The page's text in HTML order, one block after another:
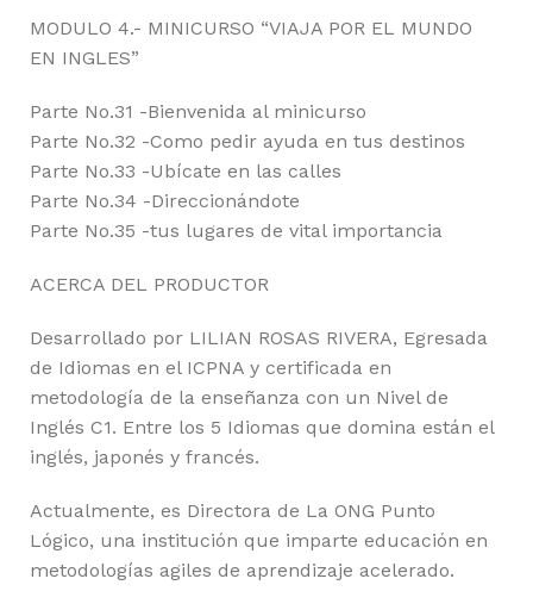
MODULO 4.- MINICURSO “VIAJA POR EL MUNDO
EN INGLES”
Parte No.31 -Bienvenida al minicurso
Parte No.32 -Como pedir ayuda en tus destinos
Parte No.33 -Ubícate en las calles
Parte No.34 -Direccionándote
Parte No.35 -tus lugares de vital importancia
ACERCA DEL PRODUCTOR
Desarrollado por LILIAN ROSAS RIVERA, Egresada
de Idiomas en el ICPNA y certificada en
metodología de la enseñanza con un Nivel de
Inglés C1. Entre los 5 Idiomas que domina están el
inglés, japonés y francés.
Actualmente, es Directora de La ONG Punto
Lógico, una institución que imparte educación en
metodologías agiles de aprendizaje acelerado.